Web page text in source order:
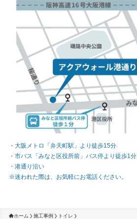
・大阪メトロ「弁天町駅」より徒歩15分
・市バス「みなと区役所前」バス停より徒歩1分
・港通り沿い
※迷われた際は、お気軽にお電話ください。
ホーム 施工事例 トイレ